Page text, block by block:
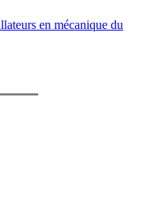
en mécanique du